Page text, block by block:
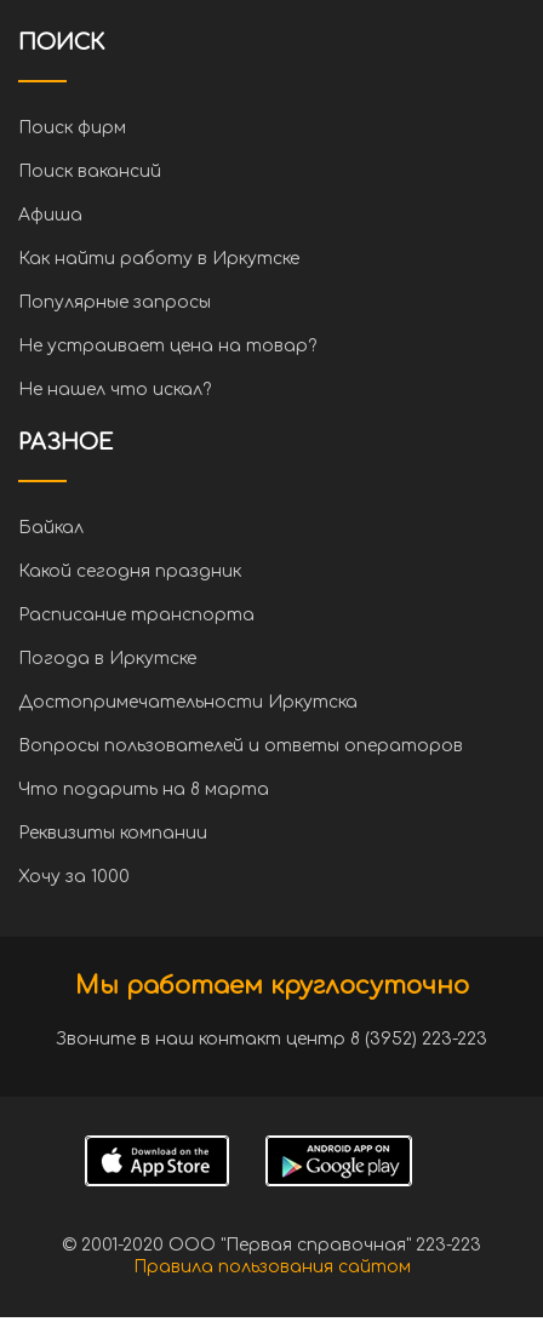
ПОИСК
Поиск фирм
Поиск вакансий
Афиша
Как найти работу в Иркутске
Популярные запросы
Не устраивает цена на товар?
Не нашел что искал?
РАЗНОЕ
Байкал
Какой сегодня праздник
Расписание транспорта
Погода в Иркутске
Достопримечательности Иркутска
Вопросы пользователей и ответы операторов
Что подарить на 8 марта
Реквизиты компании
Хочу за 1000
Мы работаем круглосуточно
Звоните в наш контакт центр 8 (3952) 223-223
© 2001-2020 ООО "Первая справочная" 223-223
Правила пользования сайтом